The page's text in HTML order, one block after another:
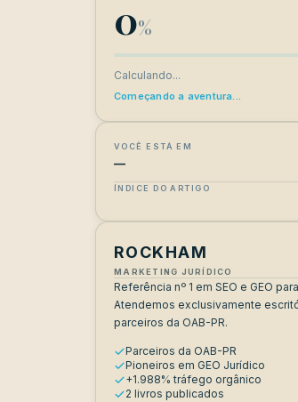
0%
Calculando...
Começando a aventura...
VOCÊ ESTÁ EM
—
ÍNDICE DO ARTIGO
ROCKHAM
MARKETING JURÍDICO
Referência nº 1 em SEO e GEO
Atendemos exclusivamente
parceiros da OAB-PR.
Parceiros da OAB-PR
Pioneiros em GEO Jurídico
+1.988% tráfego orgânico
2 livros publicados